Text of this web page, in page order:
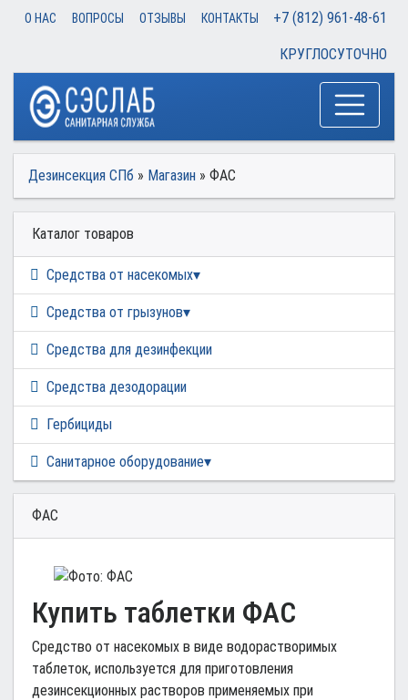
О НАС ВОПРОСЫ ОТЗЫВЫ КОНТАКТЫ +7 (812) 961-48-61
КРУГЛОСУТОЧНО
Дезинсекция СПб » Магазин » ФАС
Каталог товаров
Средства от насекомых
Средства от грызунов
Средства для дезинфекции
Средства дезодорации
Гербициды
Санитарное оборудование
ФАС
Купить таблетки ФАС
Средство от насекомых в виде водорастворимых
таблеток, используется для приготовления
дезинсекционных растворов применяемых при